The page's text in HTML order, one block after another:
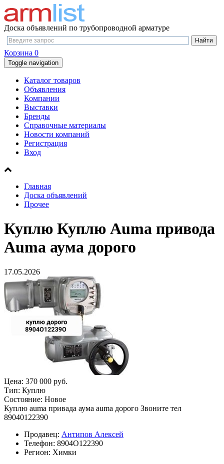
Доска объявлений по трубопроводной арматуре
Корзина 0
Toggle navigation
Каталог товаров
Объявления
Компании
Выставки
Бренды
Справочные материалы
Новости компаний
Регистрация
Вход
Главная
Доска объявлений
Прочее
Куплю Куплю Auma привода
Auma аума дорого
17.05.2026
Цена: 370 000 руб.
Тип: Куплю
Состояние: Новое
Куплю auma привада аума auma дорого Звоните тел
89040122390
Продавец: Антипов Алексей
Телефон: 8904О122390
Регион: Химки